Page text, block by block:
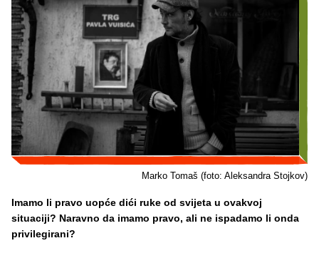
Marko Tomaš (foto: Aleksandra Stojkov)
Imamo li pravo uopće dići ruke od svijeta u ovakvoj
situaciji? Naravno da imamo pravo, ali ne ispadamo li onda
privilegirani?